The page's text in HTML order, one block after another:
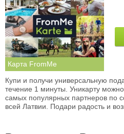
Карта FromMe
Купи и получи универсальную
течение 1 минуты. Уникарту
самых популярных партнеров по
всей Латвии. Подари радость и